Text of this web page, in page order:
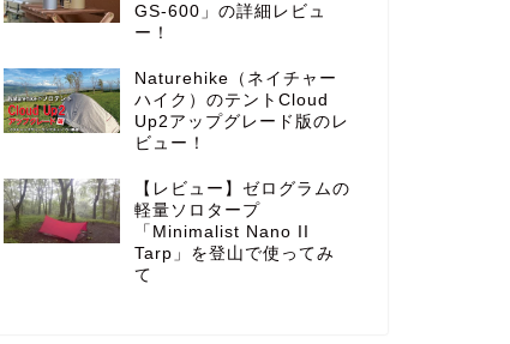
GS-600」の詳細レビュ
ー！
Naturehike（ネイチャー
ハイク）のテントCloud
Up2アップグレード版のレ
ビュー！
【レビュー】ゼログラムの
軽量ソロタープ
「Minimalist Nano II
Tarp」を登山で使ってみ
て